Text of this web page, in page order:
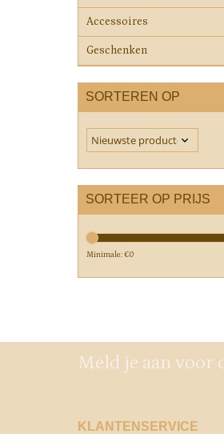
Accessoires
Geschenken
SORTEREN OP
SORTEER OP PRIJS
Minimale: €0
Meld je aan voor
KLANTENSERVICE